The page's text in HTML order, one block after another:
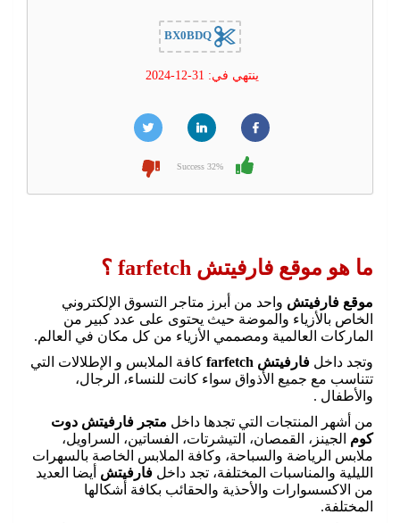
ينتهي في: 31-12-2024
32% Success
ما هو موقع فارفيتش farfetch ؟
موقع فارفيتش واحد من أبرز متاجر التسوق الإلكتروني
الخاص بالأزياء والموضة حيث يحتوى على عدد كبير من
الماركات العالمية ومصممي الأزياء من كل مكان في العالم.
وتجد داخل فارفيتش farfetch
كافة الملابس و الإطلالات التي
تتناسب مع جميع الأذواق سواء كانت للنساء، الرجال،
والأطفال .
من أشهر المنتجات التي تجدها داخل متجر فارفيتش دوت
كوم الجينز، القمصان، التيشرتات، الفساتين، السراويل،
ملابس الرياضة والسباحة، وكافة الملابس الخاصة بالسهرات
الليلية والمناسبات المختلفة، تجد داخل فارفيتش أيضا العديد
من الاكسسوارات والأحذية والحقائب بكافة أشكالها
المختلفة.